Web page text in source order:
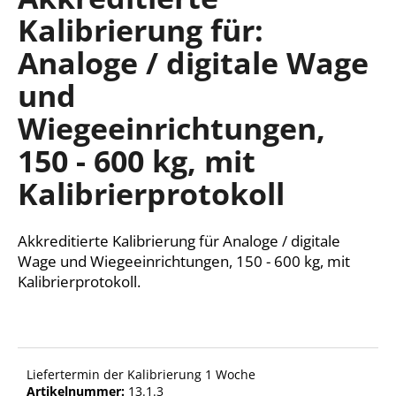
0,0
von
Sternen.
Kalibrierung für:
Analoge / digitale Wage
und
Wiegeeinrichtungen,
150 - 600 kg, mit
Kalibrierprotokoll
Akkreditierte Kalibrierung für Analoge / digitale
Wage und Wiegeeinrichtungen, 150 - 600 kg, mit
Kalibrierprotokoll.
Liefertermin der Kalibrierung 1 Woche
Artikelnummer: 13.1.3
SUCHEN
W
i
r
e
p
f
e